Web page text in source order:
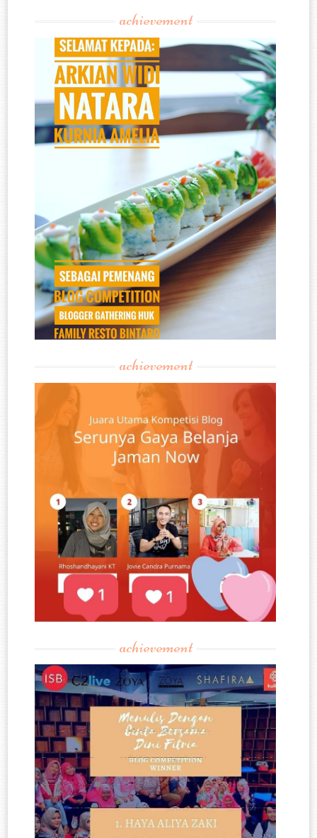
achievement
achievement
achievement